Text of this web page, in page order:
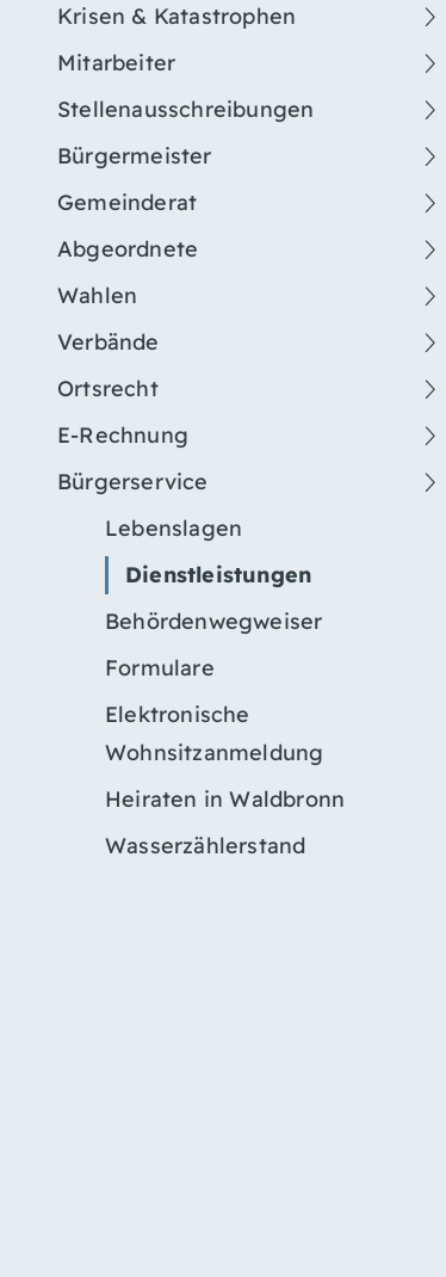
Krisen & Katastrophen
Mitarbeiter
Stellenausschreibungen
Bürgermeister
Gemeinderat
Abgeordnete
Wahlen
Verbände
Ortsrecht
E-Rechnung
Bürgerservice
Lebenslagen
Dienstleistungen
Behördenwegweiser
Formulare
Elektronische
Wohnsitzanmeldung
Heiraten in Waldbronn
Wasserzählerstand